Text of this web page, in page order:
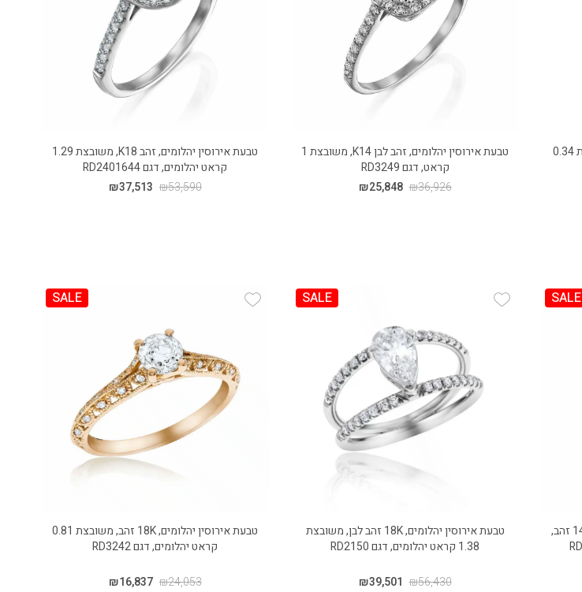
טבעת אירוסין יהלומים, זהב 14K משובצת 0.34
טבעת אירוסין יהלומים, זהב לבן K14, משובצת 1
קראט, דגם RD3249
₪36,926
₪25,848
טבעת אירוסין יהלומים, זהב K18, משובצת 1.29
קראט יהלומים, דגם RD2401644
₪53,590
₪37,513
SALE
טבעת אירוסין יהלומים בעיצוב קלאסי, 14K זהב,
SALE
טבעת אירוסין יהלומים, 18K זהב לבן, משובצת
1.38 קראט יהלומים, דגם RD2150
₪56,430
₪39,501
SALE
טבעת אירוסין יהלומים, 18K זהב, משובצת 0.81
קראט יהלומים, דגם RD3242
₪24,053
₪16,837